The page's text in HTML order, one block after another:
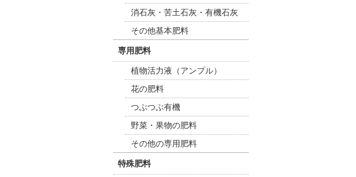
消石灰・苦土石灰・有機石灰
その他基本肥料
専用肥料
植物活力液（アンプル）
花の肥料
つぶつぶ有機
野菜・果物の肥料
その他の専用肥料
特殊肥料